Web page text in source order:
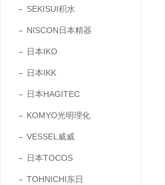
SEKISUI积水
NISCON日本精器
日本IKO
日本IKK
日本HAGITEC
KOMYO光明理化
VESSEL威威
日本TOCOS
TOHNICHI东日